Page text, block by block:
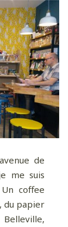
de
me suis
coffee
du papier